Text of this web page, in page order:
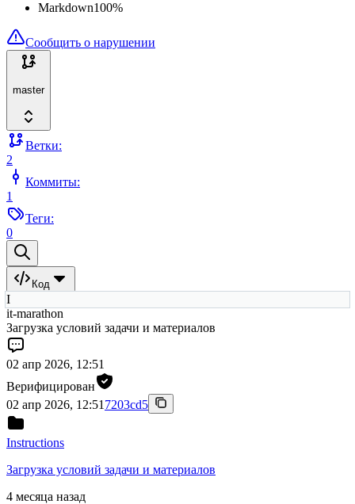
Markdown100%
Сообщить о нарушении
master
Ветки:
2
Коммиты:
1
Теги:
0
Код
I
it-marathon
Загрузка условий задачи и материалов
02 апр 2026, 12:51
Верифицирован
02 апр 2026, 12:51 7203cd5
Instructions
Загрузка условий задачи и материалов
4 месяца назад